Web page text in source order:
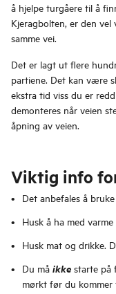
å hjelpe turgåere til å
Kjeragbolten, er den
samme vei.
Det er lagt ut flere
partiene. Det kan være
ekstra tid viss du er
demonteres når veien
åpning av veien.
Viktig info
Det anbefales å
Husk å ha med
Husk mat og drikke.
Du må ikke starte på
mørkt før du kommer